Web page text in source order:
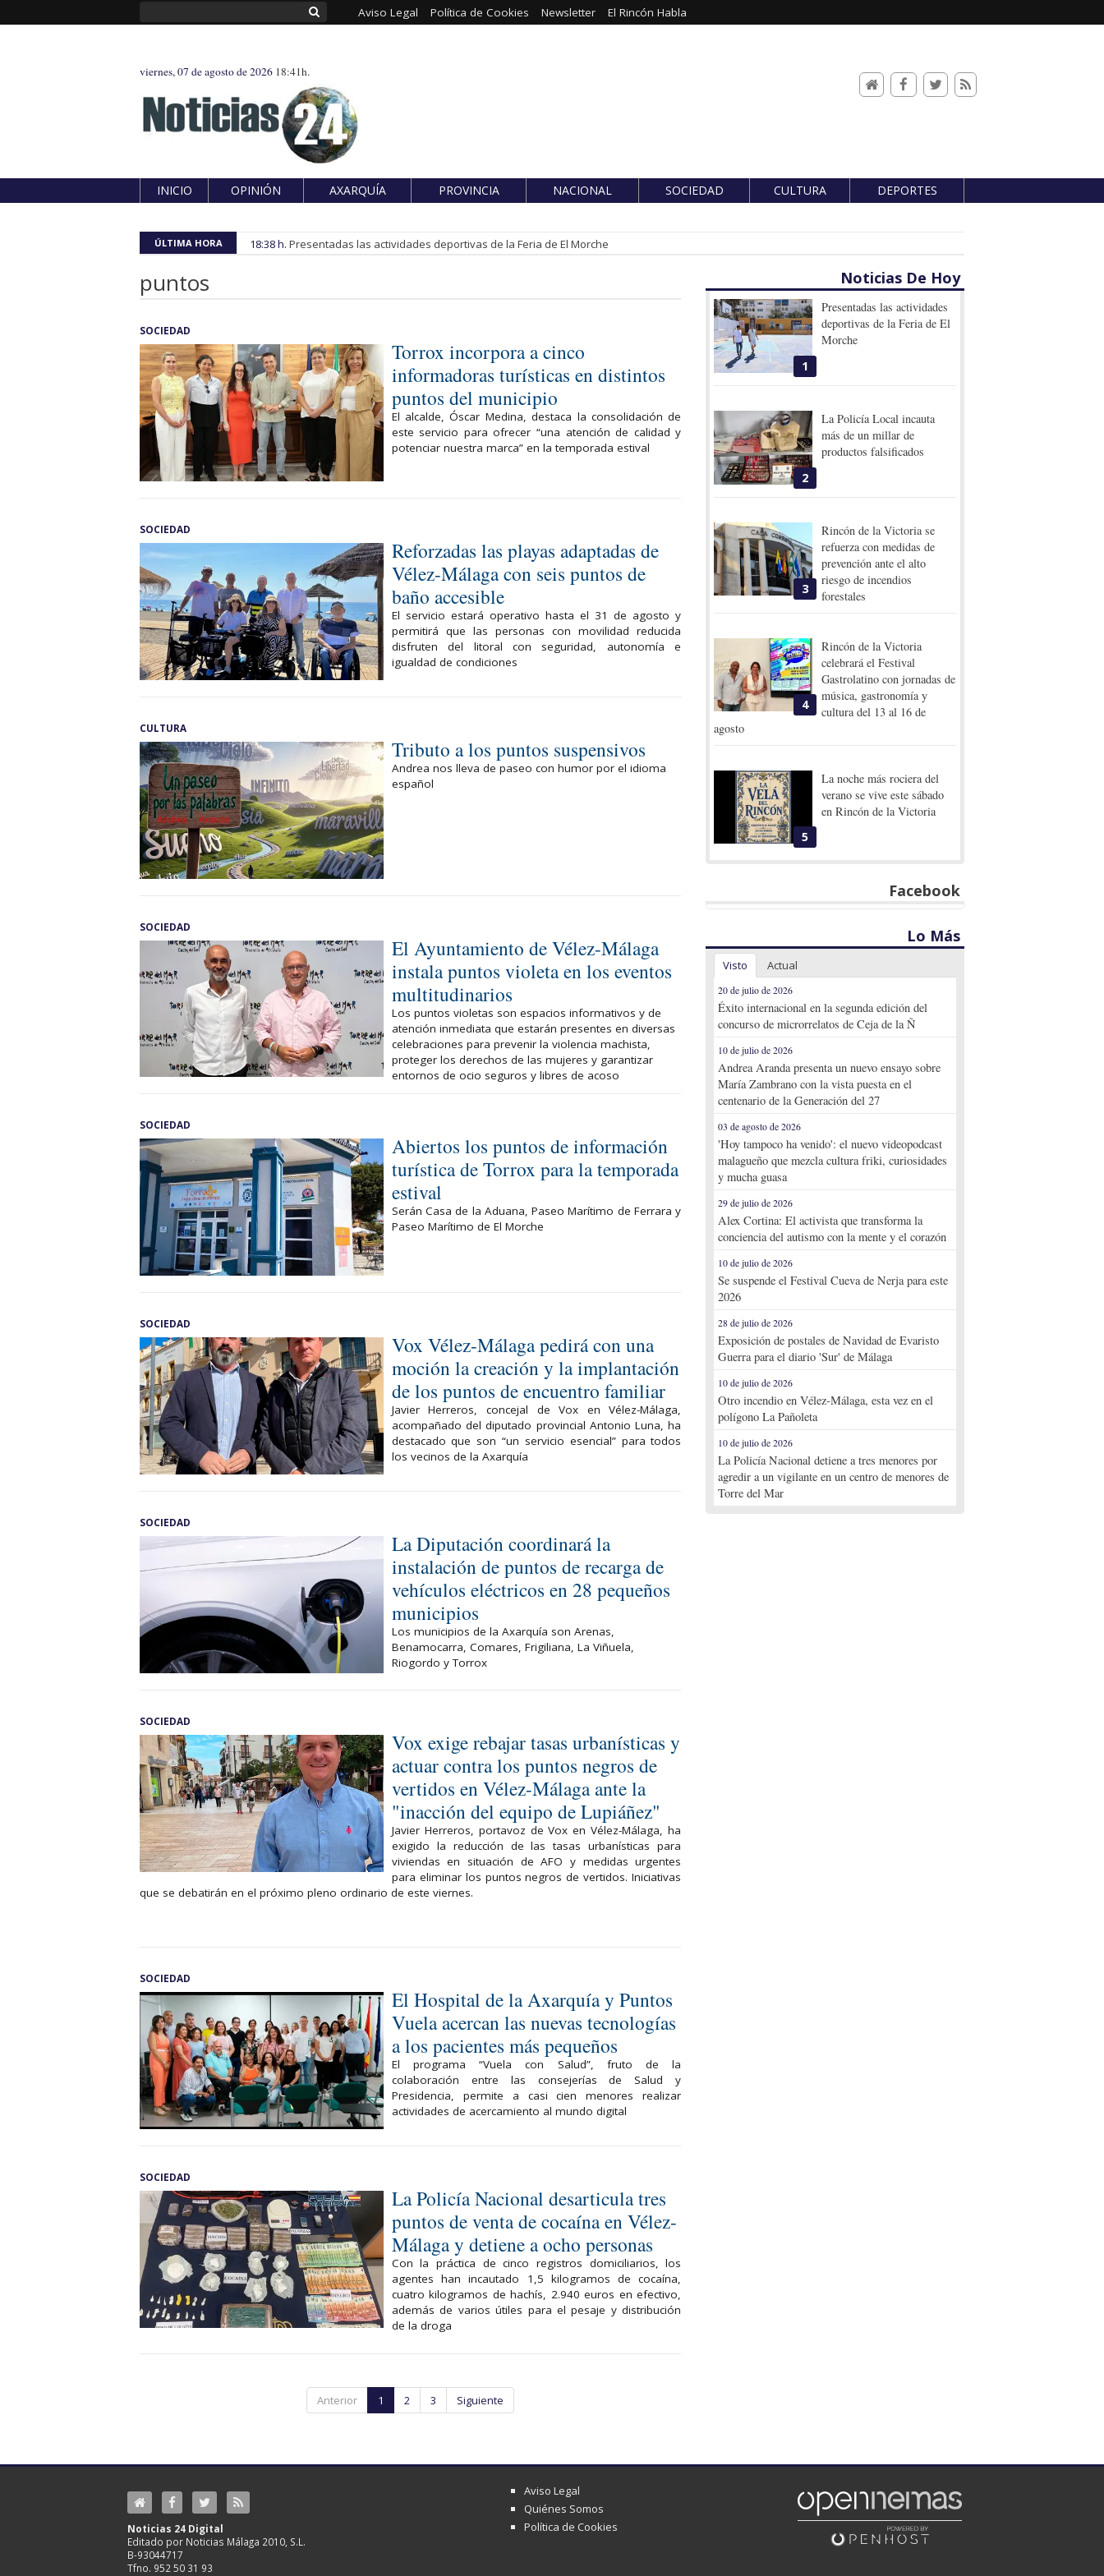
Aviso Legal Política de Cookies Newsletter El Rincón Habla
viernes, 07 de agosto de 2026 18:41h.
INICIO OPINIÓN AXARQUÍA PROVINCIA NACIONAL SOCIEDAD CULTURA DEPORTES
ÚLTIMA HORA 18:38 h. Presentadas las actividades deportivas de la Feria de El Morche
puntos
SOCIEDAD
Torrox incorpora a cinco
informadoras turísticas en distintos
puntos del municipio
El alcalde, Óscar Medina, destaca la consolidación de
este servicio para ofrecer “una atención de calidad y
potenciar nuestra marca” en la temporada estival
SOCIEDAD
Reforzadas las playas adaptadas de
Vélez-Málaga con seis puntos de
baño accesible
El servicio estará operativo hasta el 31 de agosto y
permitirá que las personas con movilidad reducida
disfruten del litoral con seguridad, autonomía e
igualdad de condiciones
CULTURA
Tributo a los puntos suspensivos
Andrea nos lleva de paseo con humor por el idioma
español
SOCIEDAD
El Ayuntamiento de Vélez-Málaga
instala puntos violeta en los eventos
multitudinarios
Los puntos violetas son espacios informativos y de
atención inmediata que estarán presentes en diversas
celebraciones para prevenir la violencia machista,
proteger los derechos de las mujeres y garantizar
entornos de ocio seguros y libres de acoso
SOCIEDAD
Abiertos los puntos de información
turística de Torrox para la temporada
estival
Serán Casa de la Aduana, Paseo Marítimo de Ferrara y
Paseo Marítimo de El Morche
SOCIEDAD
Vox Vélez-Málaga pedirá con una
moción la creación y la implantación
de los puntos de encuentro familiar
Javier Herreros, concejal de Vox en Vélez-Málaga,
acompañado del diputado provincial Antonio Luna, ha
destacado que son “un servicio esencial” para todos
los vecinos de la Axarquía
SOCIEDAD
La Diputación coordinará la
instalación de puntos de recarga de
vehículos eléctricos en 28 pequeños
municipios
Los municipios de la Axarquía son Arenas,
Benamocarra, Comares, Frigiliana, La Viñuela,
Riogordo y Torrox
SOCIEDAD
Vox exige rebajar tasas urbanísticas y
actuar contra los puntos negros de
vertidos en Vélez-Málaga ante la
"inacción del equipo de Lupiáñez"
Javier Herreros, portavoz de Vox en Vélez-Málaga, ha
exigido la reducción de las tasas urbanísticas para
viviendas en situación de AFO y medidas urgentes
para eliminar los puntos negros de vertidos. Iniciativas
que se debatirán en el próximo pleno ordinario de este viernes.
SOCIEDAD
El Hospital de la Axarquía y Puntos
Vuela acercan las nuevas tecnologías
a los pacientes más pequeños
El programa “Vuela con Salud”, fruto de la
colaboración entre las consejerías de Salud y
Presidencia, permite a casi cien menores realizar
actividades de acercamiento al mundo digital
SOCIEDAD
La Policía Nacional desarticula tres
puntos de venta de cocaína en Vélez-
Málaga y detiene a ocho personas
Con la práctica de cinco registros domiciliarios, los
agentes han incautado 1,5 kilogramos de cocaína,
cuatro kilogramos de hachís, 2.940 euros en efectivo,
además de varios útiles para el pesaje y distribución
de la droga
Anterior 1 2 3 Siguiente
Noticias De Hoy
1
Presentadas las actividades
deportivas de la Feria de El
Morche
2
La Policía Local incauta
más de un millar de
productos falsificados
3
Rincón de la Victoria se
refuerza con medidas de
prevención ante el alto
riesgo de incendios
forestales
4
Rincón de la Victoria
celebrará el Festival
Gastrolatino con jornadas de
música, gastronomía y
cultura del 13 al 16 de
agosto
5
La noche más rociera del
verano se vive este sábado
en Rincón de la Victoria
Facebook
Lo Más
Visto Actual
20 de julio de 2026
Éxito internacional en la segunda edición del
concurso de microrrelatos de Ceja de la Ñ
10 de julio de 2026
Andrea Aranda presenta un nuevo ensayo sobre
María Zambrano con la vista puesta en el
centenario de la Generación del 27
03 de agosto de 2026
'Hoy tampoco ha venido': el nuevo videopodcast
malagueño que mezcla cultura friki, curiosidades
y mucha guasa
29 de julio de 2026
Alex Cortina: El activista que transforma la
conciencia del autismo con la mente y el corazón
10 de julio de 2026
Se suspende el Festival Cueva de Nerja para este
2026
28 de julio de 2026
Exposición de postales de Navidad de Evaristo
Guerra para el diario 'Sur' de Málaga
10 de julio de 2026
Otro incendio en Vélez-Málaga, esta vez en el
polígono La Pañoleta
10 de julio de 2026
La Policía Nacional detiene a tres menores por
agredir a un vigilante en un centro de menores de
Torre del Mar
Noticias 24 Digital
Editado por Noticias Málaga 2010, S.L.
B-93044717
Tfno. 952 50 31 93
Aviso Legal
Quiénes Somos
Política de Cookies